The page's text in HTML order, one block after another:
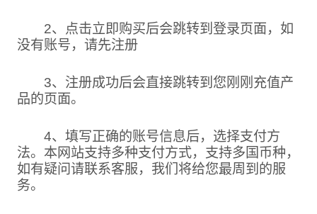
2、点击立即购买后会跳转到登录页面，如
没有账号，请先注册
3、注册成功后会直接跳转到您刚刚充值产
品的页面。
4、填写正确的账号信息后，选择支付方
法。本网站支持多种支付方式，支持多国币种，
如有疑问请联系客服，我们将给您最周到的服
务。